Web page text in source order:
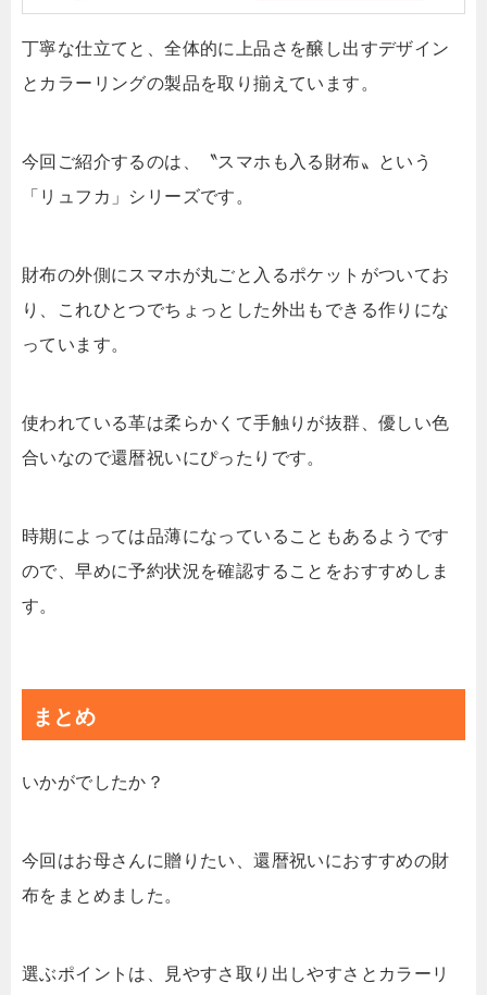
丁寧な仕立てと、全体的に上品さを醸し出すデザイン
とカラーリングの製品を取り揃えています。
今回ご紹介するのは、〝スマホも入る財布〟という
「リュフカ」シリーズです。
財布の外側にスマホが丸ごと入るポケットがついてお
り、これひとつでちょっとした外出もできる作りにな
っています。
使われている革は柔らかくて手触りが抜群、優しい色
合いなので還暦祝いにぴったりです。
時期によっては品薄になっていることもあるようです
ので、早めに予約状況を確認することをおすすめしま
す。
まとめ
いかがでしたか？
今回はお母さんに贈りたい、還暦祝いにおすすめの財
布をまとめました。
選ぶポイントは、見やすさ取り出しやすさとカラーリ